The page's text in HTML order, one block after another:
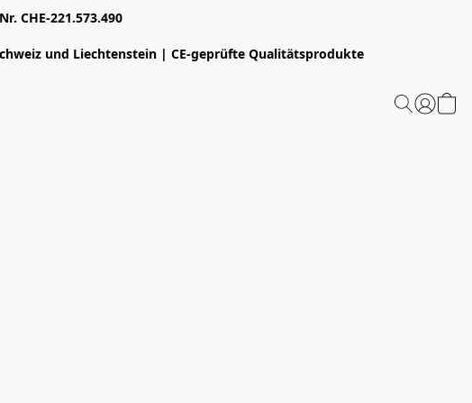
CHE-221.573.490
und Liechtenstein | CE-geprüfte Qualitätsprodukte